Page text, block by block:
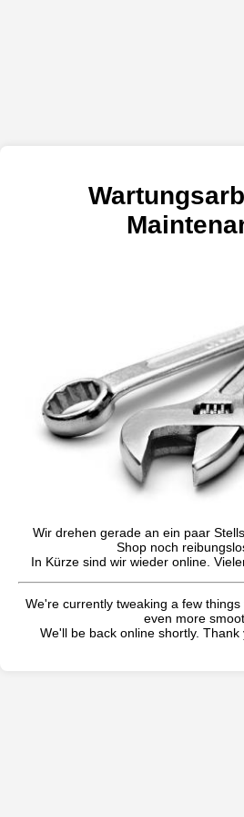
Wir drehen gerade an ein paar
Shop noch
In Kürze sind wir wieder online.
We're currently tweaking a few
even more
We'll be back online shortly.